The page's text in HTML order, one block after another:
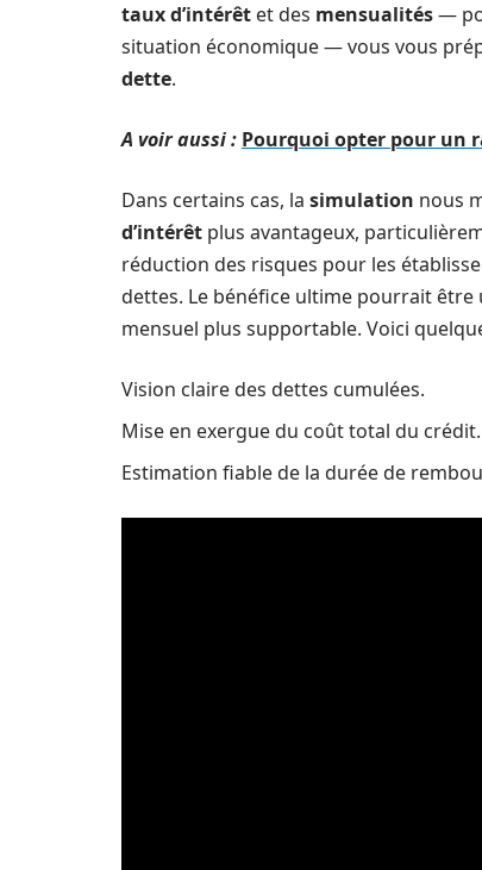
taux d’intérêt et des mensualités—
situation économique — vous vous
dette.
A voir aussi : Pourquoi opter pour un
Dans certains cas, la simulation nous
d’intérêt plus avantageux,
réduction des risques pour les
dettes. Le bénéfice ultime pourrait être
mensuel plus supportable. Voici
Vision claire des dettes cumulées.
Mise en exergue du coût total du crédit.
Estimation fiable de la durée de